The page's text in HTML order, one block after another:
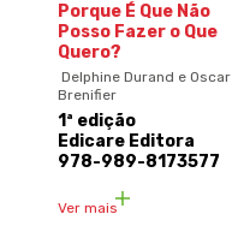
Porque É Que Não
Posso Fazer o Que
Quero?
Delphine Durand e Oscar
Brenifier
1ª edição
Edicare Editora
978-989-8173577
Ver mais